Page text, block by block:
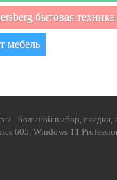
бытовая техника
мебель
выбор, скидки,
605, Windows 11